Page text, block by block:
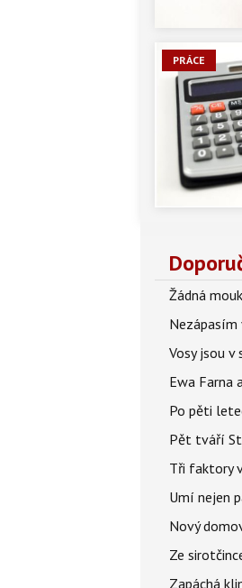
PRÁCE
Žádná
Nezápasím
Vosy jsou v
Ewa Farna
Po pěti
Pět tváří
Tři faktory
Umí nejen
Nový
Ze
Zapáchá